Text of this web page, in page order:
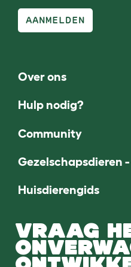
AANMELDEN
Over ons
Hulp nodig?
Community
Gezelschapsdieren -
Huisdierengids
VRAAG